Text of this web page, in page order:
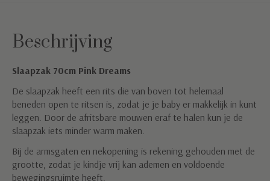
Beschrijving
Slaapzak 70cm Pink Dreams
De slaapzak heeft een rits die van boven tot helemaal
beneden open te ritsen is, zodat je je baby er makkelijk in kunt
leggen. Door de afritsbare mouwen eraf te halen kun je de
slaapzak iets minder warm maken.
Bij de armsgaten en nekopening is rekening gehouden met de
grootte, zodat je kindje vrij kan ademen en voldoende
bewegingsruimte heeft.